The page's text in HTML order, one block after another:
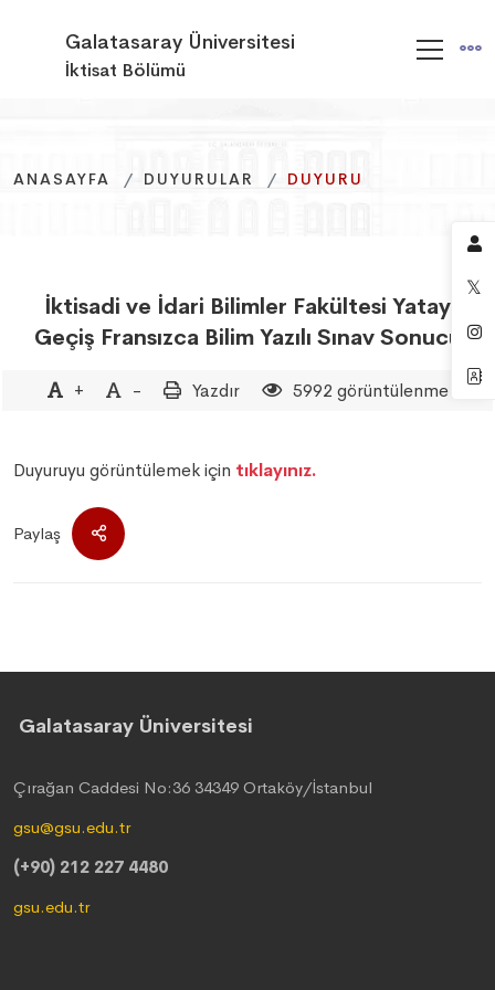
Galatasaray Üniversitesi
İktisat Bölümü
ANASAYFA DUYURULAR DUYURU
ANASAYFA DUYURULAR DUYURU
ANASAYFA DUYURULAR DUYURU
İktisadi ve İdari Bilimler Fakültesi Yatay
Geçiş Fransızca Bilim Yazılı Sınav Sonucu
+ - Yazdır 5992 görüntülenme
Duyuruyu görüntülemek için tıklayınız.
Paylaş
Galatasaray Üniversitesi
Çırağan Caddesi No:36 34349 Ortaköy/İstanbul
gsu@gsu.edu.tr
(+90) 212 227 4480
gsu.edu.tr